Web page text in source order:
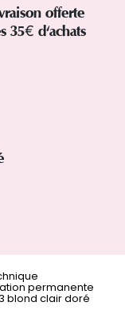
offerte
35€ d'achats
permanente
blond clair doré